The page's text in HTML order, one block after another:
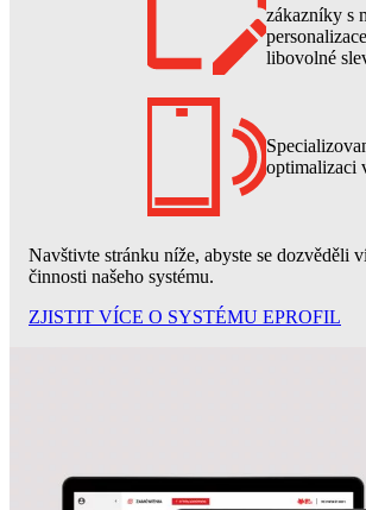
zákazníky s
libovolné
optimalizaci
Navštivte stránku níže, abyste se dozvěděli
činnosti našeho systému.
ZJISTIT VÍCE O SYSTÉMU EPROFIL